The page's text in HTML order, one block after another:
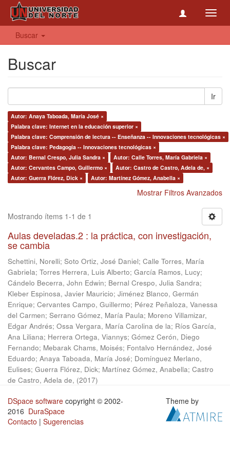
Buscar
Buscar
Ir
Autor: Anaya Taboada, María José ×
Palabra clave: Internet en la educación superior ×
Palabra clave: Comprensión de lectura -- Enseñanza -- Innovaciones tecnológicas ×
Palabra clave: Pedagogía -- Innovaciones tecnológicas ×
Autor: Bernal Crespo, Julia Sandra ×
Autor: Calle Torres, María Gabriela ×
Autor: Cervantes Campo, Guillermo ×
Autor: Castro de Castro, Adela de, ×
Autor: Guerra Flórez, Dick ×
Autor: Martínez Gómez, Anabella ×
Mostrar Filtros Avanzados
Mostrando ítems 1-1 de 1
Aulas develadas.2 : la práctica, con investigación,
se cambia
Schettini, Norelli; Soto Ortiz, José Daniel; Calle Torres, María
Gabriela; Torres Herrera, Luis Alberto; García Ramos, Lucy;
Cándelo Becerra, John Edwin; Bernal Crespo, Julia Sandra;
Kleber Espinosa, Javier Mauricio; Jiménez Blanco, Germán
Enrique; Cervantes Campo, Guillermo; Pérez Peñaloza, Vanessa
del Carmen; Serrano Gómez, María Paula; Moreno Villamizar,
Edgar Andrés; Ossa Vergara, María Carolina de la; Ríos García,
Ana Liliana; Herrera Ortega, Viannys; Gómez Cerón, Diego
Fernando; Mebarak Chams, Moisés; Fontalvo Hernández, José
Eduardo; Anaya Taboada, María José; Domínguez Merlano,
Eulises; Guerra Flórez, Dick; Martínez Gómez, Anabella; Castro
de Castro, Adela de, (2017)
DSpace software copyright © 2002-
2016 DuraSpace
Contacto | Sugerencias
Theme by